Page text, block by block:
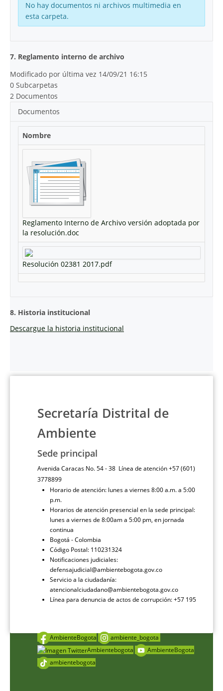
No hay documentos ni archivos multimedia en
esta carpeta.
7. Reglamento interno de archivo
Modificado por última vez 14/09/21 16:15
0 Subcarpetas
2 Documentos
Documentos
Nombre
Reglamento Interno de Archivo versión adoptada por
la resolución.doc
Resolución 02381 2017.pdf
8. Historia institucional
Descargue la historia institucional
Secretaría Distrital de
Ambiente
Sede principal
Avenida Caracas No. 54 - 38 Línea de atención +57 (601)
3778899
Horario de atención: lunes a viernes 8:00 a.m. a 5:00
p.m.
Horarios de atención presencial en la sede principal:
lunes a viernes de 8:00am a 5:00 pm, en jornada
continua
Bogotá - Colombia
Código Postal: 110231324
Notificaciones judiciales:
defensajudicial@ambientebogota.gov.co
Servicio a la ciudadanía:
atencionalciudadano@ambientebogota.gov.co
Línea para denuncia de actos de corrupción: +57 195
AmbienteBogota
ambiente_bogota
Ambientebogota
AmbienteBogota
ambientebogota